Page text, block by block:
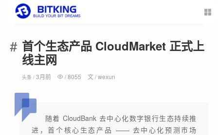
首个生态产品 CloudMarket 正式上
线主网
头条 / 3月前 /8055 文 /wexun
随着 CloudBank 去中心化数字银行生态持续推
进，首个核心生态产品 —— 去中心化预测市场